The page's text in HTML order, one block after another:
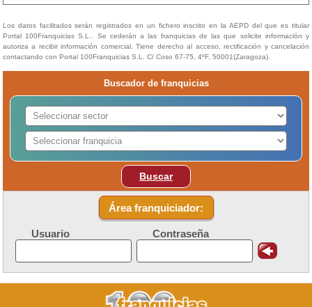
Los datos facilitados serán registrados en un fichero inscrito en la AEPD del que es titular
Portal 100Franquicias S.L.. Se cederán a las franquicias de las que solicite información y
autoriza a recibir información comercial. Tiene derecho al acceso, rectificación y cancelación
contactando con Portal 100Franquicias S.L. C/ Coso 67-75, 4ºF, 50001(Zaragoza).
Buscador de franquicias
Buscar
Área franquiciador:
Usuario Contraseña